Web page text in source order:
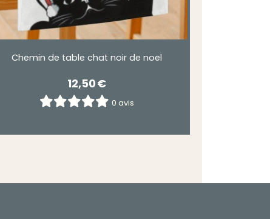
Chemin de table chat noir de noel
12,50€
0 avis